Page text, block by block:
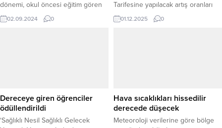
dönemi, okul öncesi eğitim gören
öğrenciler ile ilkokul birinci sınıf
öğrencilerinin uyum sürecinin
02.09.2024 0
Tarifesine yapılacak artış oranları
belirlendi. Resmî İlan ve Reklam
Yönetmeliği’nde, uygulamada tespit
gerçekleştirildi. Toplantının son
oturumunda, Yönetim Kurulunun
Genel...
01.12.2025 0
Dereceye giren öğrenciler
ödüllendirildi
‘Sağlıklı Nesil Sağlıklı Gelecek
Hava sıcaklıkları hissedilir
derecede düşecek
Meteoroloji verilerine göre bölge